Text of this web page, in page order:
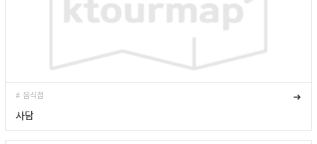
# 음식점
➜
사담